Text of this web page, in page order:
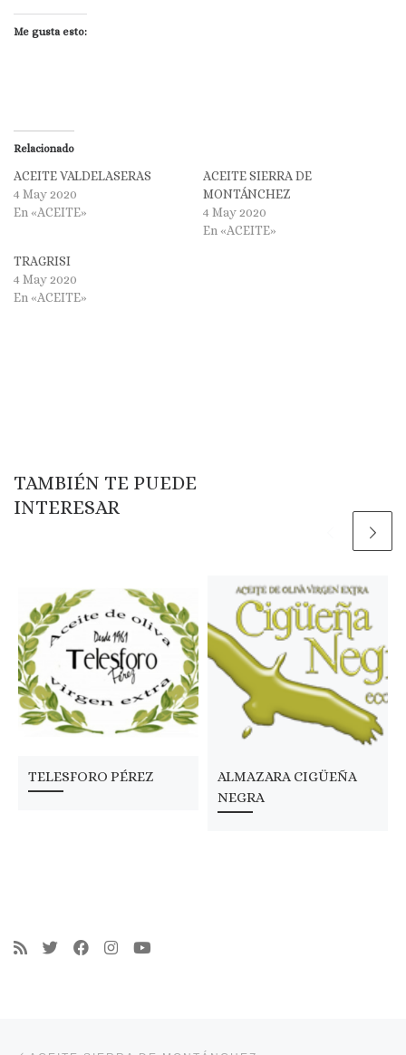
Me gusta esto:
Relacionado
ACEITE VALDELASERAS
4 May 2020
En «ACEITE»
ACEITE SIERRA DE
MONTÁNCHEZ
4 May 2020
En «ACEITE»
TRAGRISI
4 May 2020
En «ACEITE»
TAMBIÉN TE PUEDE
INTERESAR
TELESFORO PÉREZ
ALMAZARA CIGÜEÑA
NEGRA